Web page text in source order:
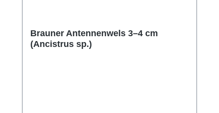
Brauner Antennenwels 3–4 cm
(Ancistrus sp.)